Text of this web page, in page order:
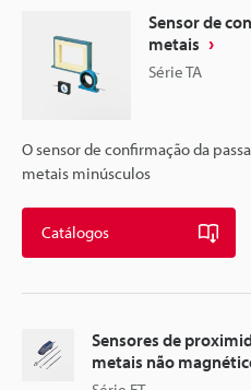
Sensor de
metais
Série TA
O sensor de confirmação da
metais minúsculos
Catálogos
Sensores de
metais não